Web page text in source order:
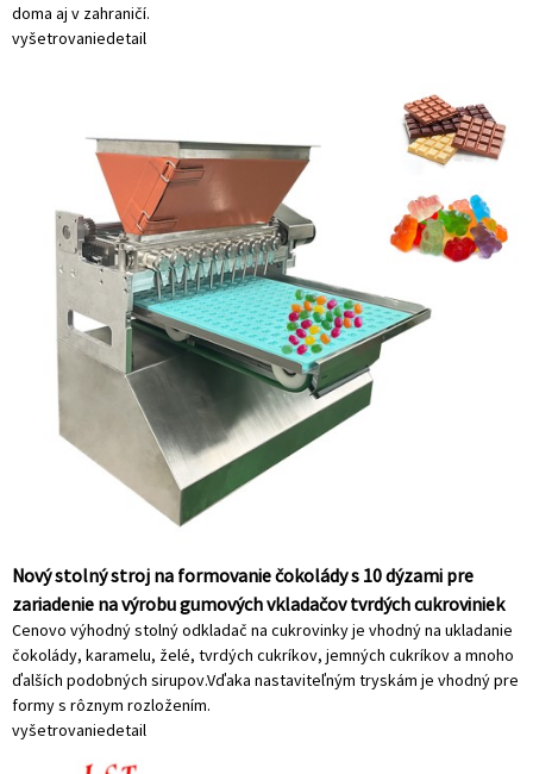
doma aj v zahraničí.
vyšetrovaniedetail
Nový stolný stroj na formovanie čokolády s 10 dýzami pre
zariadenie na výrobu gumových vkladačov tvrdých cukroviniek
Cenovo výhodný stolný odkladač na cukrovinky je vhodný na ukladanie
čokolády, karamelu, želé, tvrdých cukríkov, jemných cukríkov a mnoho
ďalších podobných sirupov.Vďaka nastaviteľným tryskám je vhodný pre
formy s rôznym rozložením.
vyšetrovaniedetail